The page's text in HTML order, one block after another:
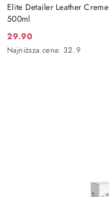
Elite Detailer Leather
500ml
Cena
promocyjna:
29.90
Najniższa
Najniższa cena: 32.9